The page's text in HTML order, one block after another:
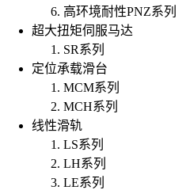
高环境耐性PNZ系列
超大扭矩伺服马达
SR系列
定位承载滑台
MCM系列
MCH系列
线性滑轨
LS系列
LH系列
LE系列